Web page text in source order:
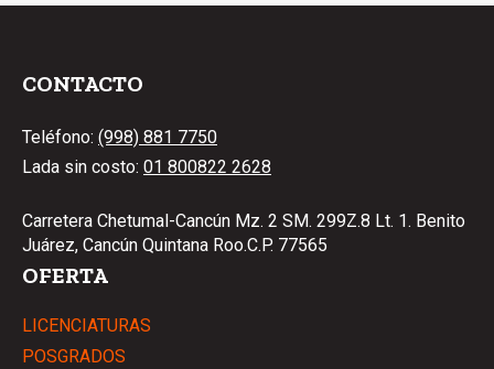
CONTACTO
Teléfono: (998) 881 7750
Lada sin costo: 01 800822 2628
Carretera Chetumal-Cancún Mz. 2 SM. 299Z.8 Lt. 1. Benito
Juárez, Cancún Quintana Roo.C.P. 77565
OFERTA
LICENCIATURAS
POSGRADOS